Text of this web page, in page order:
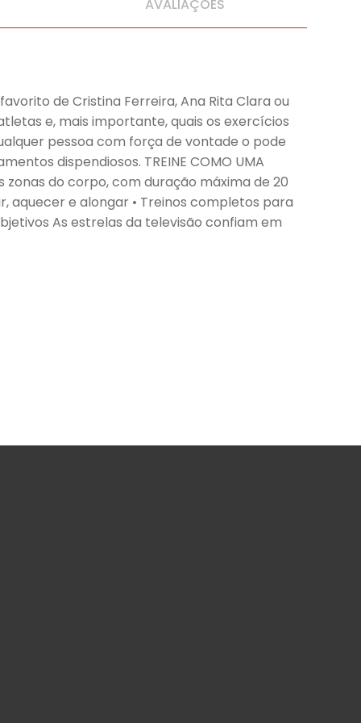
AVALIAÇÕES
de Cristina Ferreira, Ana Rita Clara ou
e, mais importante, quais os exercícios
pessoa com força de vontade o pode
dispendiosos. TREINE COMO UMA
zonas do corpo, com duração máxima de 20
aquecer e alongar • Treinos completos para
As estrelas da televisão confiam em